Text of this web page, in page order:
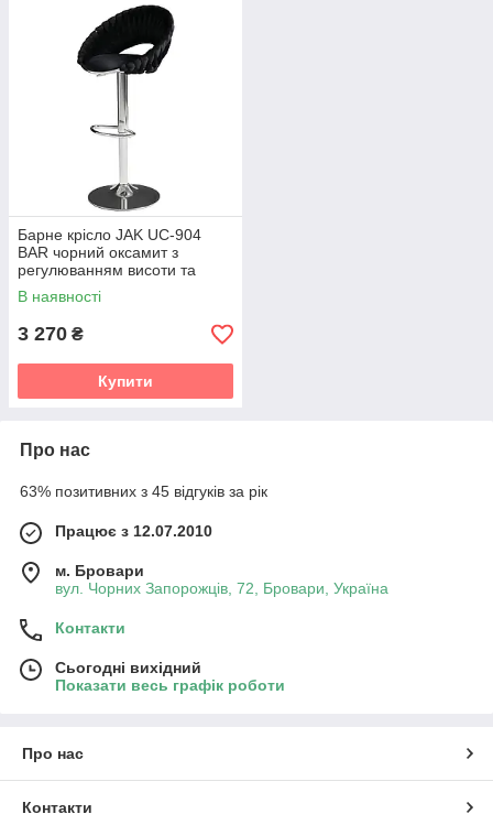
Барне крісло JAK UC-904
BAR чорний оксамит з
регулюванням висоти та
підніжкою на хромованій
сріблястій основі
В наявності
3 270 ₴
Купити
Про нас
63% позитивних з 45 відгуків за рік
Працює з 12.07.2010
м. Бровари
вул. Чорних Запорожців, 72, Бровари, Україна
Контакти
Сьогодні вихідний
Показати весь графік роботи
Про нас
Контакти